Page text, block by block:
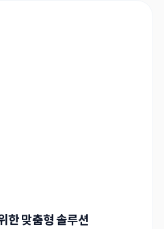
한 맞춤형 솔루션